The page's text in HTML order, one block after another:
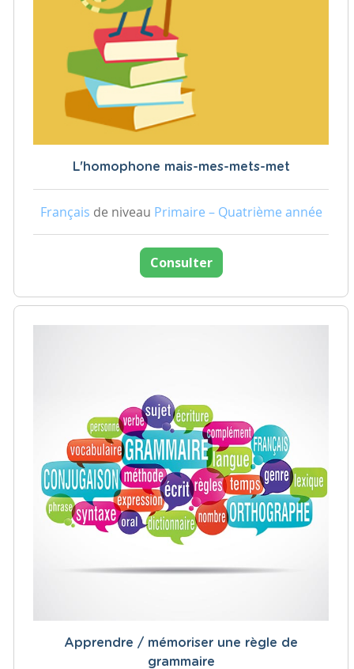
L'homophone mais-mes-mets-met
Français de niveau Primaire – Quatrième année
Consulter
Apprendre / mémoriser une règle de
grammaire